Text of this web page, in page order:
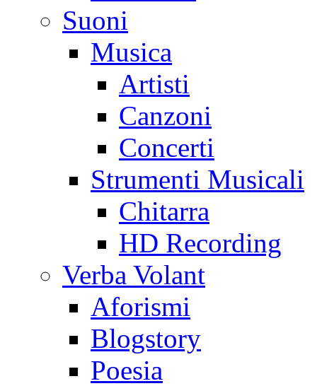
Suoni
Musica
Artisti
Canzoni
Concerti
Strumenti Musicali
Chitarra
HD Recording
Verba Volant
Aforismi
Blogstory
Poesia